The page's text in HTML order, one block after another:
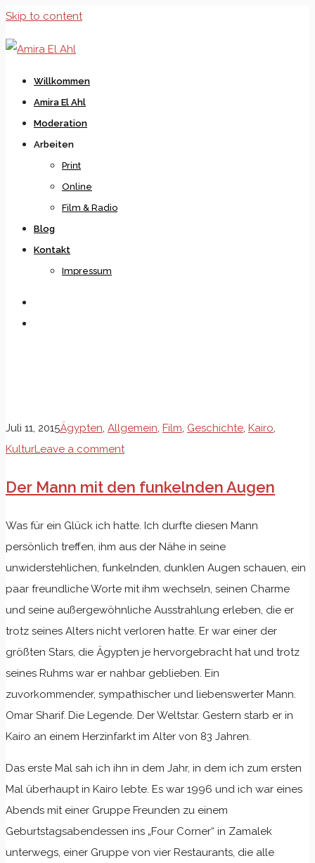
Skip to content
Willkommen
Amira El Ahl
Moderation
Arbeiten
Print
Online
Film & Radio
Blog
Kontakt
Impressum
Juli 11, 2015Ägypten, Allgemein, Film, Geschichte, Kairo,
KulturLeave a comment
Der Mann mit den funkelnden Augen
Was für ein Glück ich hatte. Ich durfte diesen Mann
persönlich treffen, ihm aus der Nähe in seine
unwiderstehlichen, funkelnden, dunklen Augen schauen, ein
paar freundliche Worte mit ihm wechseln, seinen Charme
und seine außergewöhnliche Ausstrahlung erleben, die er
trotz seines Alters nicht verloren hatte. Er war einer der
größten Stars, die Ägypten je hervorgebracht hat und trotz
seines Ruhms war er nahbar geblieben. Ein
zuvorkommender, sympathischer und liebenswerter Mann.
Omar Sharif. Die Legende. Der Weltstar. Gestern starb er in
Kairo an einem Herzinfarkt im Alter von 83 Jahren.
Das erste Mal sah ich ihn in dem Jahr, in dem ich zum ersten
Mal überhaupt in Kairo lebte. Es war 1996 und ich war eines
Abends mit einer Gruppe Freunden zu einem
Geburtstagsabendessen ins „Four Corner“ in Zamalek
unterwegs, einer Gruppe von vier Restaurants, die alle